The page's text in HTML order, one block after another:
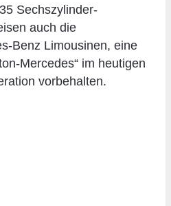
Sechszylinder-
auch die
Benz Limousinen, eine
Mercedes“ im heutigen
vorbehalten.